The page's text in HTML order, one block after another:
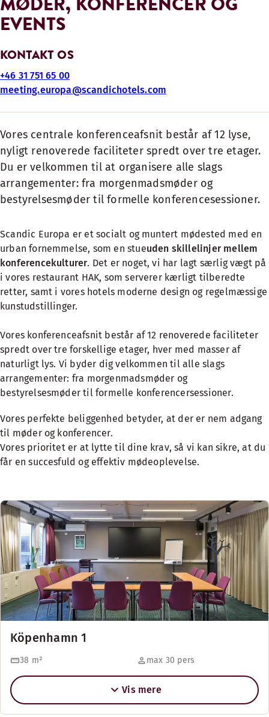
EVENTS
KONTAKT OS
+46 31 751 65 00
meeting.europa@scandichotels.com
Vores centrale konferenceafsnit består af 12 lyse,
nyligt renoverede faciliteter spredt over tre etager.
Du er velkommen til at organisere alle slags
arrangementer: fra morgenmadsmøder og
bestyrelsesmøder til formelle konferencesessioner.
Scandic Europa er et socialt og muntert mødested med en
urban fornemmelse, som en stueuden skillelinjer mellem
konferencekulturer. Det er noget, vi har lagt særlig vægt på
i vores restaurant HAK, som serverer kærligt tilberedte
retter, samt i vores hotels moderne design og regelmæssige
kunstudstillinger.
Vores konferenceafsnit består af 12 renoverede faciliteter
spredt over tre forskellige etager, hver med masser af
naturligt lys. Vi byder dig velkommen til alle slags
arrangementer: fra morgenmadsmøder og
bestyrelsesmøder til formelle konferencersessioner.
Vores perfekte beliggenhed betyder, at der er nem adgang
til møder og konferencer.
Vores prioritet er at lytte til dine krav, så vi kan sikre, at du
får en succesfuld og effektiv mødeoplevelse.
Köpenhamn 1
38 m² max 30 pers
Vis mere